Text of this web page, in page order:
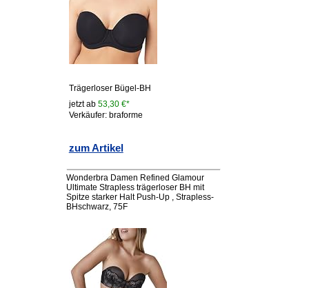
Trägerloser Bügel-BH
jetzt ab 53,30 €*
Verkäufer: braforme
zum Artikel
Wonderbra Damen Refined Glamour
Ultimate Strapless trägerloser BH mit
Spitze starker Halt Push-Up , Strapless-
BHschwarz, 75F